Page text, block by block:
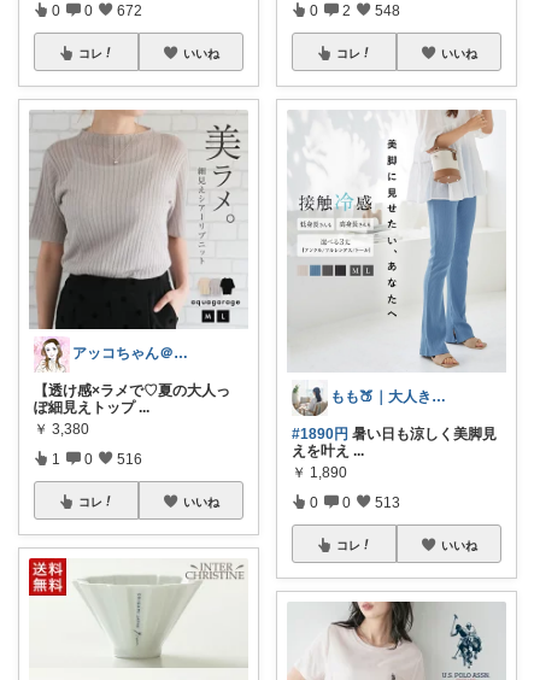
0 0 672
コレ いいね
アッコちゃん＠ファッション＆美容💄好き
【透け感×ラメで♡夏の大人っ
ぽ細見えトップ ...
￥ 3,380
1 0 516
コレ いいね
0 2 548
コレ いいね
もも🍑｜大人きれいめファッション
#1890円 暑い日も涼しく美脚見
えを叶え ...
￥ 1,890
0 0 513
コレ いいね